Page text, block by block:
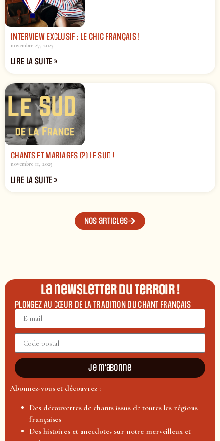
INTERVIEW EXCLUSIF : LE CHIC FRANÇAIS !
novembre 27, 2025
LIRE LA SUITE »
CHANTS ET MARIAGES (2) LE SUD !
novembre 11, 2025
LIRE LA SUITE »
Nos articles
La newsletter du terroir !
PLONGEZ AU CŒUR DE LA TRADITION DU CHANT FRANÇAIS
Je m'abonne
Abonnez-vous et découvrez :
Des découvertes de chants issus de toutes les régions
françaises
Des histoires et anecdotes sur notre merveilleux et